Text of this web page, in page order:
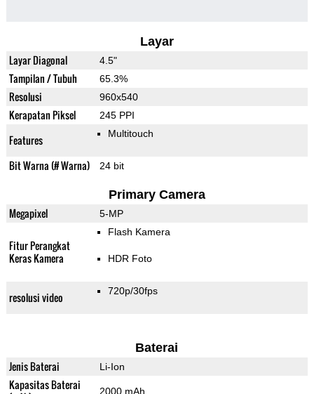
Layar
Layar Diagonal 4.5"
Tampilan / Tubuh 65.3%
Resolusi 960x540
Kerapatan Piksel 245 PPI
Features Multitouch
Bit Warna (# Warna) 24 bit
Primary Camera
Megapixel 5-MP
Fitur Perangkat
Keras Kamera
Flash Kamera
HDR Foto
resolusi video 720p/30fps
Baterai
Jenis Baterai Li-Ion
Kapasitas Baterai
2000 mAh